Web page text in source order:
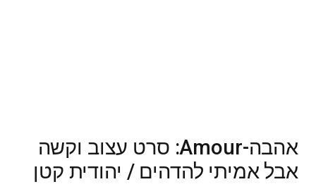
אהבה-Amour: סרט עצוב וקשה
אבל אמיתי להדהים / יהודית קטן